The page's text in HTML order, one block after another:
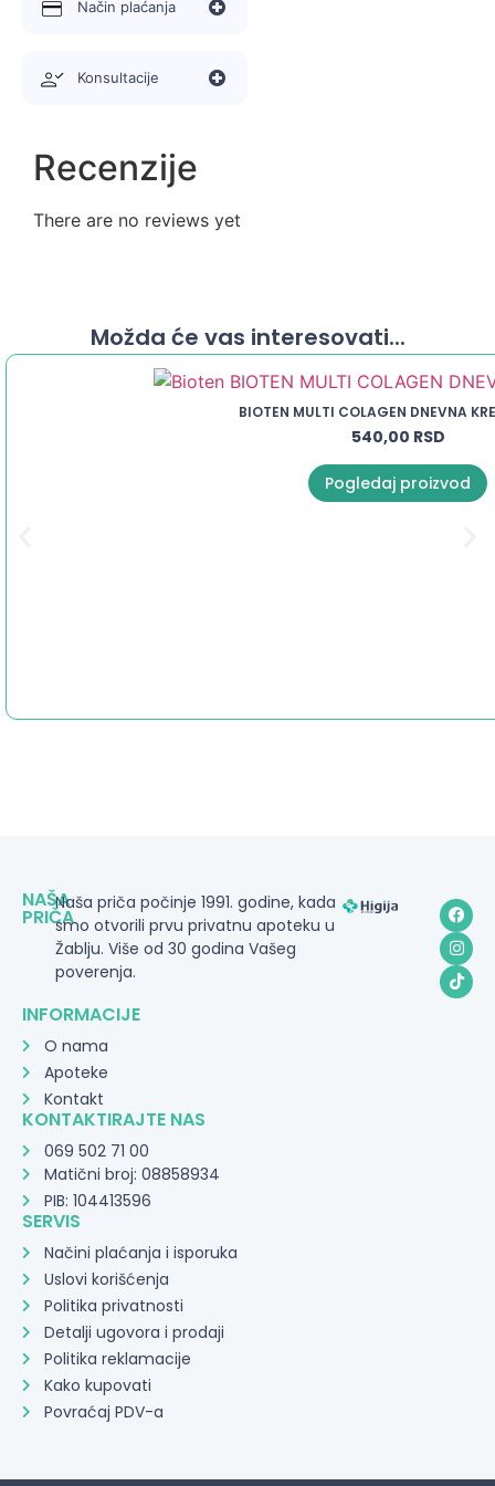
proizvodima iz Vichy linije za negu kože.
Način plaćanja
Konsultacije
Recenzije
There are no reviews yet
Možda će vas interesovati...
BIOTEN MULTI COLAGEN DNEVNA
540,00 RSD
Pogledaj proizvod
NAŠA
PRIČA
Naša priča počinje 1991. godine, kada
smo otvorili prvu privatnu apoteku u
Žablju. Više od 30 godina Vašeg
poverenja.
INFORMACIJE
O nama
Apoteke
Kontakt
KONTAKTIRAJTE NAS
069 502 71 00
Matični broj: 08858934
PIB: 104413596
SERVIS
Načini plaćanja i isporuka
Uslovi korišćenja
Politika privatnosti
Detalji ugovora i prodaji
Politika reklamacije
Kako kupovati
Povraćaj PDV-a